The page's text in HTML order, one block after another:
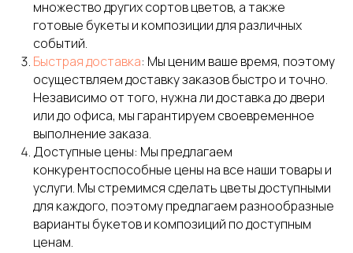
множество других сортов цветов, а также
готовые букеты и композиции для различных
событий.
Быстрая доставка: Мы ценим ваше время, поэтому
осуществляем доставку заказов быстро и точно.
Независимо от того, нужна ли доставка до двери
или до офиса, мы гарантируем своевременное
выполнение заказа.
Доступные цены: Мы предлагаем
конкурентоспособные цены на все наши товары и
услуги. Мы стремимся сделать цветы доступными
для каждого, поэтому предлагаем разнообразные
варианты букетов и композиций по доступным
ценам.